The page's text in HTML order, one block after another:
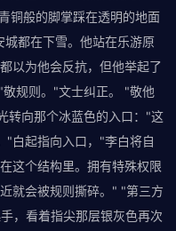
铜般的脚掌踩在透明的地面
城都在下雪。他站在乐游原
以为他会反抗，但他举起了
规则。"文士纠正。 "敬他
转向那个冰蓝色的入口："这
"白起指向入口，"李白将自
这个结构里。拥有特殊权限
就会被规则撕碎。" "第三方
，看着指尖那层银灰色再次